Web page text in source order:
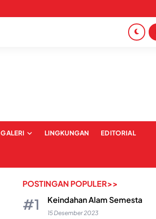
GALERI LINGKUNGAN EDITORIAL
POSTINGAN POPULER>>
Keindahan Alam Semesta
15 Desember 2023